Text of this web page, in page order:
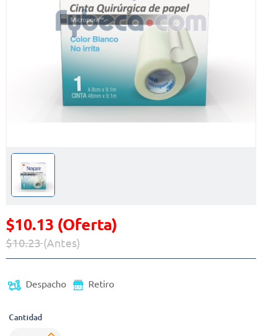
$10.13 (Oferta)
Precio reducido de
$10.23(Antes)
Despacho Retiro
Cantidad